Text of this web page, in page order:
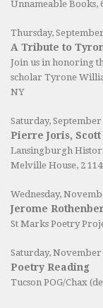
Unnameable Books,
Thursday,
A Tribute to
Join us in honoring
scholar Tyrone
NY
Saturday, September
Pierre Joris,
Lansingburgh
Melville House, 2
Wednesday,
Jerome
St Marks Poetry
Saturday, November
Poetry Reading
Tucson POG/Chax